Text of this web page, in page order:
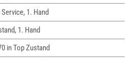
1. Hand
1. Hand
in Top Zustand